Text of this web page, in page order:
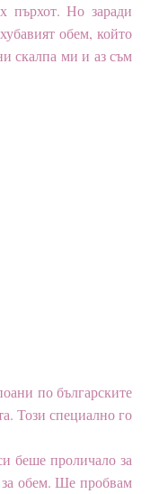
пърхот. Но заради
обем, който
скалпа ми и аз съм
по българските
Този специално го
беше проличало за
за обем. Ше пробвам